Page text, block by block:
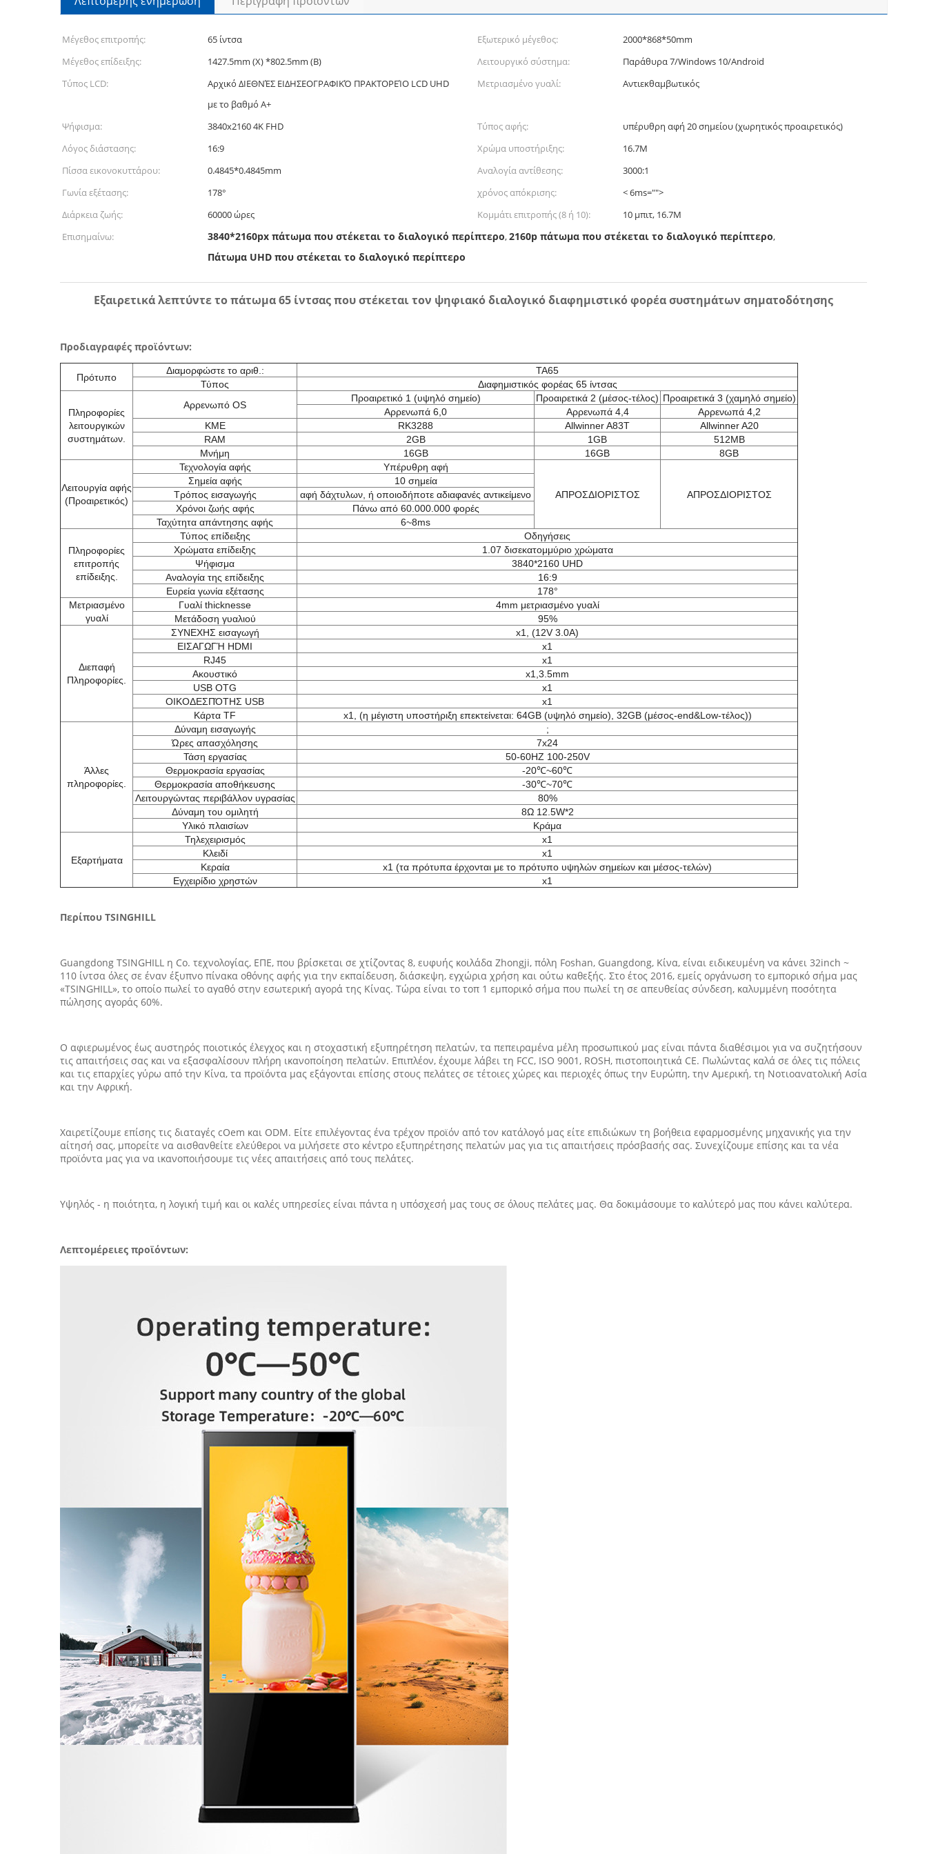
Μέγεθος επιτροπής: 65 ίντσα Εξωτερικό μέγεθος:
2000*868*50mm
Μέγεθος επίδειξης:
1427.5mm (Χ) *802.5mm (Β) Λειτουργικό σύστημα:
Παράθυρα 7/Windows 10/Android
Τύπος LCD:
Αρχικό ΔΙΕΘΝΈΣ ΕΙΔΗΣΕΟΓΡΑΦΙΚΌ ΠΡΑΚΤΟΡΕΊΟ LCD UHD
με το βαθμό A+
Μετριασμένο γυαλί: Αντιεκθαμβωτικός
Ψήφισμα: 3840x2160 4K FHD Τύπος αφής:
υπέρυθρη αφή 20 σημείου (χωρητικός προαιρετικός)
Λόγος διάστασης:
16:9 Χρώμα υποστήριξης:
16.7M
Πίσσα εικονοκυττάρου:
0.4845*0.4845mm Αναλογία αντίθεσης:
3000:1
Γωνία εξέτασης:
178° χρόνος απόκρισης:
< 6ms="">
Διάρκεια ζωής:
60000 ώρες Κομμάτι επιτροπής (8 ή 10):
10 μπιτ, 16.7M
Επισημαίνω:
3840*2160px πάτωμα που στέκεται το διαλογικό περίπτερο,2160p πάτωμα που στέκεται το διαλογικό περίπτερο,
Πάτωμα UHD που στέκεται το διαλογικό περίπτερο
Εξαιρετικά λεπτύντε το πάτωμα 65 ίντσας που στέκεται τον ψηφιακό διαλογικό διαφημιστικό φορέα συστημάτων σηματοδότησης
Προδιαγραφές προϊόντων:
Πρότυπο
Διαμορφώστε το αριθ.:
TA65
Τύπος
Διαφημιστικός φορέας 65 ίντσας
Πληροφορίες
λειτουργικών
συστημάτων.
Αρρενωπό OS
Προαιρετικό 1 (υψηλό σημείο) Προαιρετικά 2 (μέσος-τέλος) Προαιρετικά 3 (χαμηλό σημείο)
Αρρενωπά 6,0
Αρρενωπά 4,4
Αρρενωπά 4,2
ΚΜΕ
RK3288 Allwinner A83T
Allwinner A20
RAM
2GB 1GB
512MB
Μνήμη
16GB 16GB 8GB
Λειτουργία αφής
(Προαιρετικός)
Τεχνολογία αφής Υπέρυθρη αφή
ΑΠΡΟΣΔΙΟΡΙΣΤΟΣ ΑΠΡΟΣΔΙΟΡΙΣΤΟΣ
Σημεία αφής
10 σημεία
Τρόπος εισαγωγής
αφή δάχτυλων, ή οποιοδήποτε αδιαφανές αντικείμενο
Χρόνοι ζωής αφής
Πάνω από 60.000.000 φορές
Ταχύτητα απάντησης αφής
6~8ms
Πληροφορίες
επιτροπής
επίδειξης.
Τύπος επίδειξης
Οδηγήσεις
Χρώματα επίδειξης
1.07 δισεκατομμύριο χρώματα
Ψήφισμα
3840*2160 UHD
Αναλογία της επίδειξης
16:9
Ευρεία γωνία εξέτασης
178°
Μετριασμένο
γυαλί
Γυαλί thicknesse
4mm μετριασμένο γυαλί
Μετάδοση γυαλιού
95%
Διεπαφή
Πληροφορίες.
ΣΥΝΕΧΗΣ εισαγωγή
x1, (12V 3.0A)
ΕΙΣΑΓΩΓΉ HDMI
x1
RJ45
x1
Ακουστικό
x1,3.5mm
USB OTG
x1
ΟΙΚΟΔΕΣΠΌΤΗΣ USB
x1
Κάρτα TF
x1, (η μέγιστη υποστήριξη επεκτείνεται: 64GB (υψηλό σημείο), 32GB (μέσος-end&Low-τέλος))
Άλλες
πληροφορίες.
Δύναμη εισαγωγής
;
Ώρες απασχόλησης
7x24
Τάση εργασίας
50-60HZ 100-250V
Θερμοκρασία εργασίας
-20℃~60℃
Θερμοκρασία αποθήκευσης
-30℃~70℃
Λειτουργώντας περιβάλλον υγρασίας
80%
Δύναμη του ομιλητή
8Ω 12.5W*2
Υλικό πλαισίων
Κράμα
Εξαρτήματα
Τηλεχειρισμός
x1
Κλειδί
x1
Κεραία
x1 (τα πρότυπα έρχονται με το πρότυπο υψηλών σημείων και μέσος-τελών)
Εγχειρίδιο χρηστών
x1
Περίπου TSINGHILL
Guangdong TSINGHILL η Co. τεχνολογίας, ΕΠΕ, που βρίσκεται σε χτίζοντας 8, ευφυής κοιλάδα Zhongji, πόλη Foshan, Guangdong, Κίνα, είναι ειδικευμένη να κάνει 32inch ~
110 ίντσα όλες σε έναν έξυπνο πίνακα οθόνης αφής για την εκπαίδευση, διάσκεψη, εγχώρια χρήση και ούτω καθεξής. Στο έτος 2016, εμείς οργάνωση το εμπορικό σήμα μας
«TSINGHILL», το οποίο πωλεί το αγαθό στην εσωτερική αγορά της Κίνας. Τώρα είναι το τοπ 1 εμπορικό σήμα που πωλεί τη σε απευθείας σύνδεση, καλυμμένη ποσότητα
πώλησης αγοράς 60%.
Ο αφιερωμένος έως αυστηρός ποιοτικός έλεγχος και η στοχαστική εξυπηρέτηση πελατών, τα πεπειραμένα μέλη προσωπικού μας είναι πάντα διαθέσιμοι για να συζητήσουν
τις απαιτήσεις σας και να εξασφαλίσουν πλήρη ικανοποίηση πελατών. Επιπλέον, έχουμε λάβει τη FCC, ISO 9001, ROSH, πιστοποιητικά CE. Πωλώντας καλά σε όλες τις πόλεις
και τις επαρχίες γύρω από την Κίνα, τα προϊόντα μας εξάγονται επίσης στους πελάτες σε τέτοιες χώρες και περιοχές όπως την Ευρώπη, την Αμερική, τη Νοτιοανατολική Ασία
και την Αφρική.
Χαιρετίζουμε επίσης τις διαταγές cOem και ODM. Είτε επιλέγοντας ένα τρέχον προϊόν από τον κατάλογό μας είτε επιδιώκων τη βοήθεια εφαρμοσμένης μηχανικής για την
αίτησή σας, μπορείτε να αισθανθείτε ελεύθεροι να μιλήσετε στο κέντρο εξυπηρέτησης πελατών μας για τις απαιτήσεις πρόσβασής σας. Συνεχίζουμε επίσης και τα νέα
προϊόντα μας για να ικανοποιήσουμε τις νέες απαιτήσεις από τους πελάτες.
Υψηλός - η ποιότητα, η λογική τιμή και οι καλές υπηρεσίες είναι πάντα η υπόσχεσή μας τους σε όλους πελάτες μας. Θα δοκιμάσουμε το καλύτερό μας που κάνει καλύτερα.
Λεπτομέρειες προϊόντων: